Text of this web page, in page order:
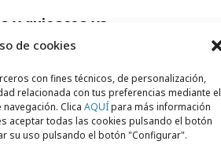
de cookies
con fines técnicos, de personalización,
relacionada con tus preferencias mediante el
Clica AQUÍpara más información
aceptar todas las cookies pulsando el botón
su uso pulsando el botón "Configurar".
y quioscos ya
al usuario
alquilar una batería
Estanquers de